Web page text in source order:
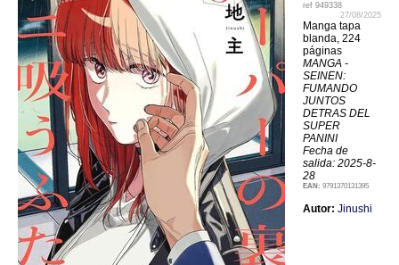
ref 949338
27/08/2025
Manga tapa
blanda, 224
páginas
MANGA -
SEINEN:
FUMANDO
JUNTOS
DETRAS DEL
SUPER
PANINI
Fecha de
salida: 2025-8-
28
EAN: 9791370131395
Autor: Jinushi